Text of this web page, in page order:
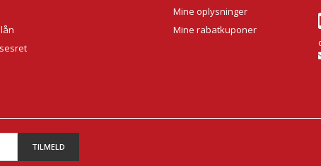
Mine oplysninger
Mine rabatkuponer
TILMELD